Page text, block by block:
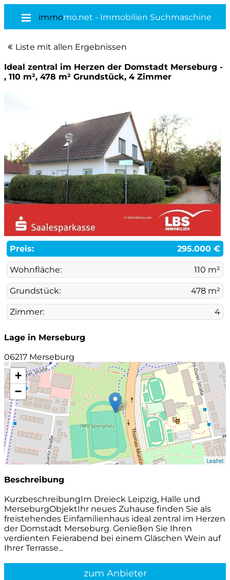
immomo.net - Immobilien Suchmaschine
Liste mit allen Ergebnissen
Ideal zentral im Herzen der Domstadt Merseburg -
, 110 m², 478 m² Grundstück, 4 Zimmer
Preis: 295.000 €
Wohnfläche: 110 m²
Grundstück: 478 m²
Zimmer: 4
Lage in Merseburg
06217 Merseburg
+
−
Leaflet
Beschreibung
KurzbeschreibungIm Dreieck Leipzig, Halle und
MerseburgObjektIhr neues Zuhause finden Sie als
freistehendes Einfamilienhaus ideal zentral im Herzen
der Domstadt Merseburg. Genießen Sie Ihren
verdienten Feierabend bei einem Gläschen Wein auf
Ihrer Terrasse...
zum Anbieter